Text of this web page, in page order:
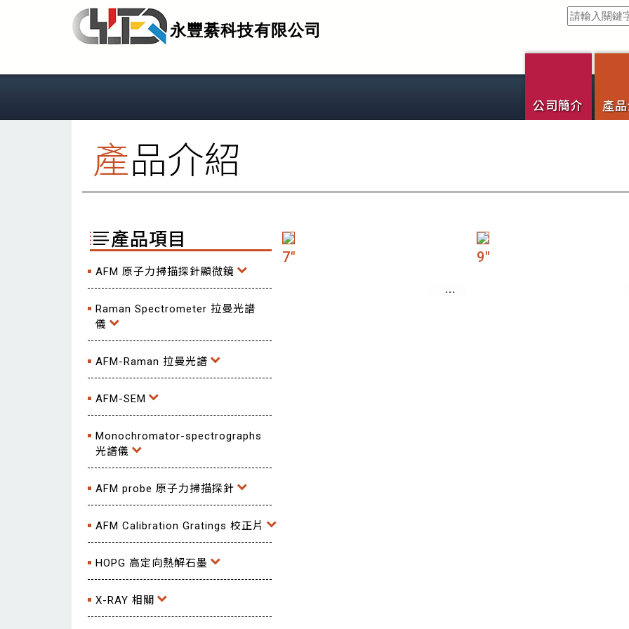
永豐綦科技有限公司
公司簡介 產
產品介紹
產品項目
AFM 原子力掃描探針顯微鏡
Raman Spectrometer 拉曼光譜
儀
AFM-Raman 拉曼光譜
AFM-SEM
Monochromator-spectrographs
光譜儀
AFM probe 原子力掃描探針
AFM Calibration Gratings 校正片
HOPG 高定向熱解石墨
X-RAY 相關
7" 9"